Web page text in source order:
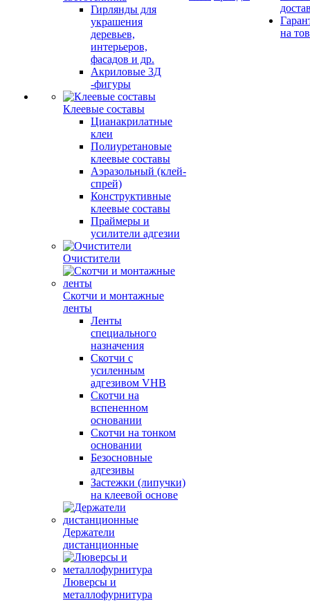
Гирлянды для
украшения
деревьев,
интерьеров,
фасадов и др.
Акриловые 3Д
-фигуры
Клеевые составы
Цианакрилатные
клеи
Полиуретановые
клеевые составы
Аэразольный (клей-
спрей)
Конструктивные
клеевые составы
Праймеры и
усилители адгезии
Очистители
Скотчи и монтажные
ленты
Ленты
специального
назначения
Скотчи с
усиленным
адгезивом VHB
Скотчи на
вспененном
основании
Скотчи на тонком
основании
Безосновные
адгезивы
Застежки (липучки)
на клеевой основе
Держатели
дистанционные
Люверсы и
металлофурнитура
на